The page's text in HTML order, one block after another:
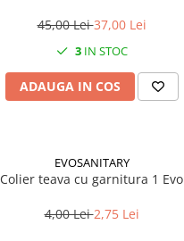
45,00 Lei37,00 Lei
3IN STOC
ADAUGA IN COS
EVOSANITARY
Colier teava cu garnitura 1 Evo
4,00 Lei2,75 Lei